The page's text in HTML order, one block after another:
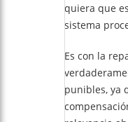
quiera que
sistema
Es con la
punibles, ya